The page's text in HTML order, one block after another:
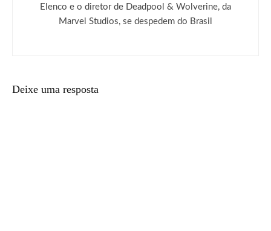
Elenco e o diretor de Deadpool & Wolverine, da
Marvel Studios, se despedem do Brasil
Deixe uma resposta